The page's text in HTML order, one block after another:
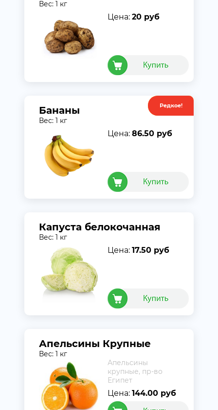
Вес: 1 кг
Цена: 20 руб
Акция
Редкое!
Бананы
Вес: 1 кг
Цена: 86.50 руб
Капуста белокочанная
Вес: 1 кг
Цена: 17.50 руб
Апельсины Крупные
Вес: 1 кг
Апельсины
крупные, пр-во
Египет
Цена: 144.00 руб